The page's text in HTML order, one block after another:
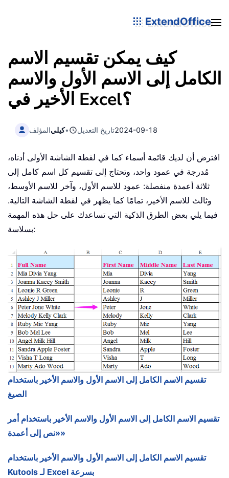
ExtendOffice
كيف يمكن تقسيم الاسم
الكامل إلى الاسم الأول والاسم
الأخير في Excel؟
المؤلفكيلي• تاريخ التعديل2024-09-18
افترض أن لديك قائمة أسماء كما في لقطة الشاشة الأولى أدناه،
مُدرجة في عمود واحد، وتحتاج إلى تقسيم كل اسم كامل إلى
ثلاثة أعمدة منفصلة: عمود للاسم الأول، وآخر للاسم الأوسط،
وثالث للاسم الأخير، تمامًا كما يظهر في لقطة الشاشة التالية.
فيما يلي بعض الطرق الذكية التي تساعدك على حل هذه المهمة
بسلاسة:
تقسيم الاسم الكامل إلى الاسم الأول والاسم الأخير باستخدام
الصيغ
تقسيم الاسم الكامل إلى الاسم الأول والاسم الأخير باستخدام أمر
«نص إلى أعمدة»
تقسيم الاسم الكامل إلى الاسم الأول والاسم الأخير باستخدام
Kutools لـ Excel بسرعة